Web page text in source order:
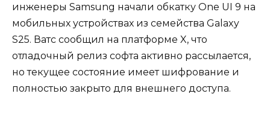
инженеры Samsung начали обкатку One UI 9 на
мобильных устройствах из семейства Galaxy
S25. Ватс сообщил на платформе X, что
отладочный релиз софта активно рассылается,
но текущее состояние имеет шифрование и
полностью закрыто для внешнего доступа.